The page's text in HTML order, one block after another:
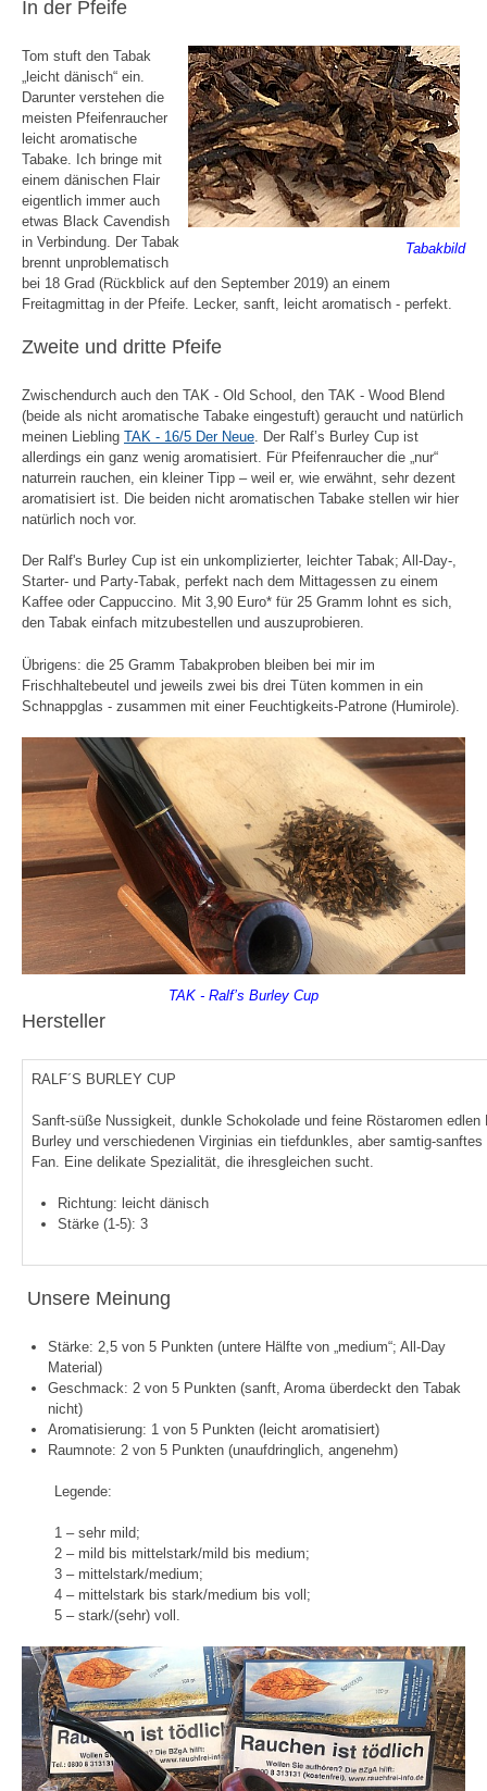
In der Pfeife
Tabakbild
Tom stuft den Tabak
„leicht dänisch“ ein.
Darunter verstehen die
meisten Pfeifenraucher
leicht aromatische
Tabake. Ich bringe mit
einem dänischen Flair
eigentlich immer auch
etwas Black Cavendish
in Verbindung. Der Tabak
brennt unproblematisch
bei 18 Grad (Rückblick auf den September 2019) an einem
Freitagmittag in der Pfeife. Lecker, sanft, leicht aromatisch - perfekt.
Zweite und dritte Pfeife
Zwischendurch auch den TAK - Old School, den TAK - Wood Blend
(beide als nicht aromatische Tabake eingestuft) geraucht und natürlich
meinen Liebling TAK - 16/5 Der Neue. Der Ralf’s Burley Cup ist
allerdings ein ganz wenig aromatisiert. Für Pfeifenraucher die „nur“
naturrein rauchen, ein kleiner Tipp – weil er, wie erwähnt, sehr dezent
aromatisiert ist. Die beiden nicht aromatischen Tabake stellen wir hier
natürlich noch vor.
Der Ralf's Burley Cup ist ein unkomplizierter, leichter Tabak; All-Day-,
Starter- und Party-Tabak, perfekt nach dem Mittagessen zu einem
Kaffee oder Cappuccino. Mit 3,90 Euro* für 25 Gramm lohnt es sich,
den Tabak einfach mitzubestellen und auszuprobieren.
Übrigens: die 25 Gramm Tabakproben bleiben bei mir im
Frischhaltebeutel und jeweils zwei bis drei Tüten kommen in ein
Schnappglas - zusammen mit einer Feuchtigkeits-Patrone (Humirole).
TAK - Ralf’s Burley Cup
Hersteller
RALF´S BURLEY CUP
Sanft-süße Nussigkeit, dunkle Schokolade und feine Röstaromen
Burley und verschiedenen Virginias ein tiefdunkles, aber samtig-
Fan. Eine delikate Spezialität, die ihresgleichen sucht.
Richtung: leicht dänisch
Stärke (1-5): 3
Unsere Meinung
Stärke: 2,5 von 5 Punkten (untere Hälfte von „medium“; All-Day
Material)
Geschmack: 2 von 5 Punkten (sanft, Aroma überdeckt den Tabak
nicht)
Aromatisierung: 1 von 5 Punkten (leicht aromatisiert)
Raumnote: 2 von 5 Punkten (unaufdringlich, angenehm)
Legende:
1 – sehr mild;
2 – mild bis mittelstark/mild bis medium;
3 – mittelstark/medium;
4 – mittelstark bis stark/medium bis voll;
5 – stark/(sehr) voll.